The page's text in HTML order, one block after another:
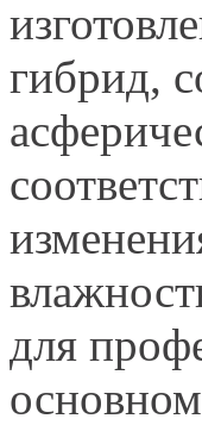
гибрид,
для